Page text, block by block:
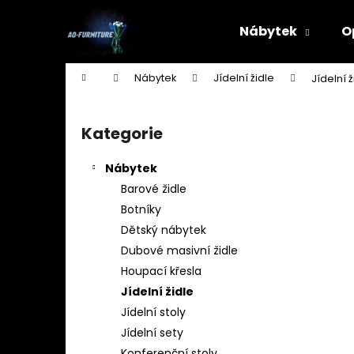
Nábytek
Domů Nábytek Jídelní židle Jídelní
Přeskočit
kategorie
Kategorie
Nábytek
Barové židle
Botníky
Dětský nábytek
Dubové masivní židle
Houpací křesla
Jídelní židle
Jídelní stoly
Jídelní sety
Zpět
Zpět
STOJAN NA ŠATY - ŠTENDR - VĚŠÁK NA